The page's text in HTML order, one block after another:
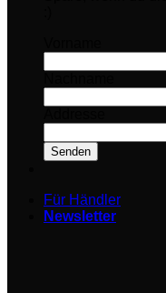
Senden
Für Händler
Newsletter